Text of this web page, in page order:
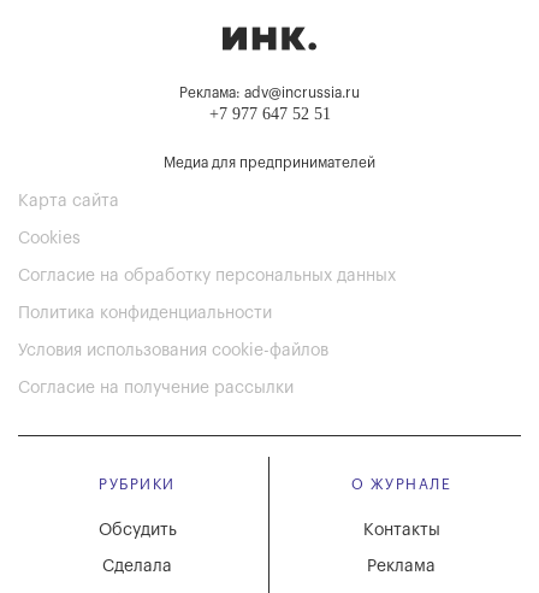
Реклама: adv@incrussia.ru
+7 977 647 52 51
Медиа для предпринимателей
Карта сайта
Cookies
Согласие на обработку персональных данных
Политика конфиденциальности
Условия использования cookie-файлов
Согласие на получение рассылки
РУБРИКИ
Обсудить
Сделала
О ЖУРНАЛЕ
Реклама
Контакты